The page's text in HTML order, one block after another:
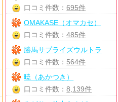
口コミ件数：695件
OMAKASE（オマカセ）
口コミ件数：485件
勝馬サプライズウルトラ
口コミ件数： 564件
暁（あかつき）
口コミ件数：8,139件